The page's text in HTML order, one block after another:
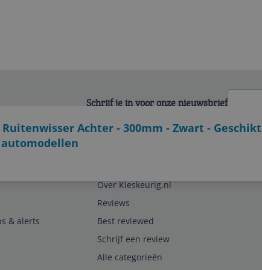
Ruitenwisser Achter - 300mm - Zwart - Geschikt
Schrijf je in voor onze nieuwsbrief
& alerts
Over Kieskeurig.nl
Reviews
Best reviewed
Schrijf een review
Alle categorieën